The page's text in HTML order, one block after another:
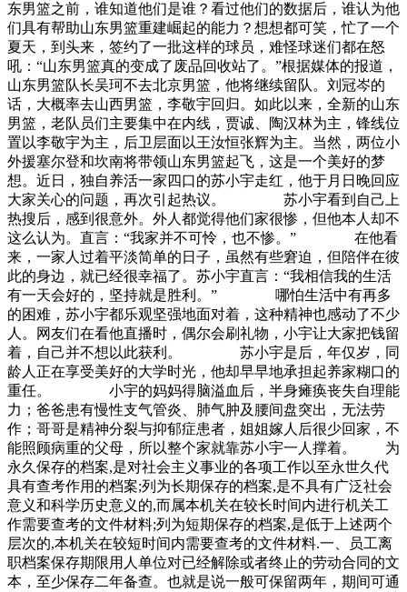
东男篮之前，谁知道他们是谁？看过他们的数据后，谁认为他
们具有帮助山东男篮重建崛起的能力？想想都可笑，忙了一个
夏天，到头来，签约了一批这样的球员，难怪球迷们都在怒
吼：“山东男篮真的变成了废品回收站了。”根据媒体的报道，
山东男篮队长吴珂不去北京男篮，他将继续留队。刘冠岑的
话，大概率去山西男篮，李敬宇回归。如此以来，全新的山东
男篮，老队员们主要集中在内线，贾诚、陶汉林为主，锋线位
置以李敬宇为主，后卫层面以王汝恒张辉为主。当然，两位小
外援塞尔登和坎南将带领山东男篮起飞，这是一个美好的梦
想。近日，独自养活一家四口的苏小宇走红，他于月日晚回应
大家关心的问题，再次引起热议。 苏小宇看到自己上
热搜后，感到很意外。外人都觉得他们家很惨，但他本人却不
这么认为。直言：“我家并不可怜，也不惨。” 在他看
来，一家人过着平淡简单的日子，虽然有些窘迫，但陪伴在彼
此的身边，就已经很幸福了。苏小宇直言：“我相信我的生活
有一天会好的，坚持就是胜利。” 哪怕生活中有再多
的困难，苏小宇都乐观坚强地面对着，这种精神也感动了不少
人。网友们在看他直播时，偶尔会刷礼物，小宇让大家把钱留
着，自己并不想以此获利。 苏小宇是后，年仅岁，同
龄人正在享受美好的大学时光，他却早早地承担起养家糊口的
重任。 小宇的妈妈得脑溢血后，半身瘫痪丧失自理能
力；爸爸患有慢性支气管炎、肺气肿及腰间盘突出，无法劳
作；哥哥是精神分裂与抑郁症患者，姐姐嫁人后很少回家，不
能照顾病重的父母，所以整个家就靠苏小宇一人撑着。 为
永久保存的档案,是对社会主义事业的各项工作以至永世久代
具有查考作用的档案;列为长期保存的档案,是不具有广泛社会
意义和科学历史意义的,而属本机关在较长时间内进行机关工
作需要查考的文件材料;列为短期保存的档案,是低于上述两个
层次的,本机关在较短时间内需要查考的文件材料.一、员工离
职档案保存期限用人单位对已经解除或者终止的劳动合同的文
本，至少保存二年备查。也就是说一般可保留两年，期间可通